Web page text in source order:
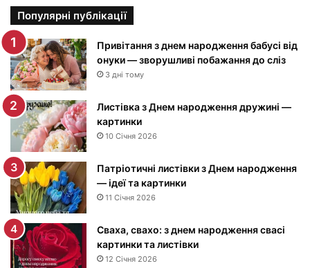
и
н
к
и
з
Д
н
е
н
а
р
о
д
ж
е
н
Популярні публікації
Привітання з днем народження бабусі від
онуки — зворушливі побажання до сліз
3 дні тому
Листівка з Днем народження дружині —
картинки
10 Січня 2026
Патріотичні листівки з Днем народження
— ідеї та картинки
11 Січня 2026
Сваха, свахо: з днем народження свасі
картинки та листівки
12 Січня 2026